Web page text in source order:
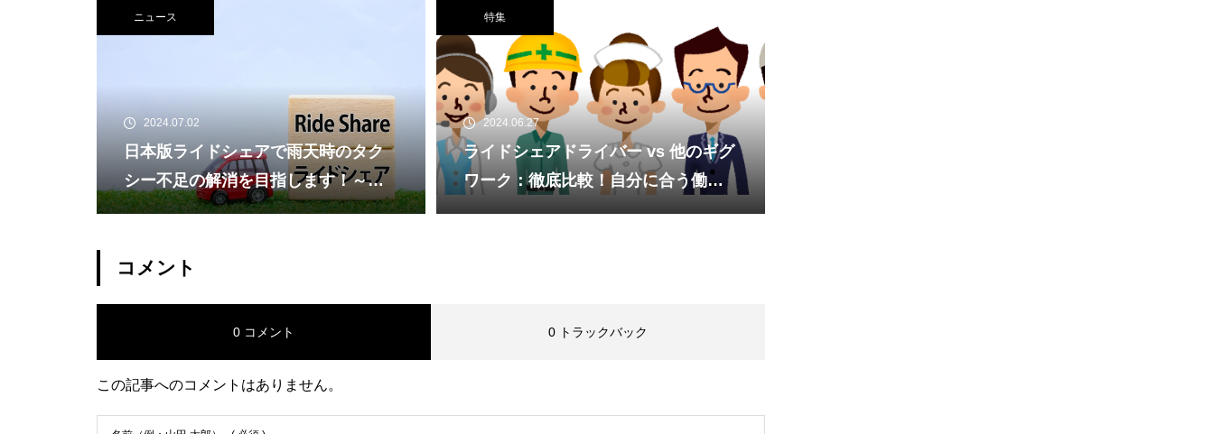
通手段の現状とは[Yahoo!ニュース]
ニュース
2024.07.02
日本版ライドシェアで雨天時のタク
シー不足の解消を目指します！～日
本版ライドシェアのバージョンアッ
特集
2024.06.27
ライドシェアドライバー vs 他のギグ
ワーク：徹底比較！自分に合う働き
方を見つけよう
コメント
0 コメント 0 トラックバック
この記事へのコメントはありません。